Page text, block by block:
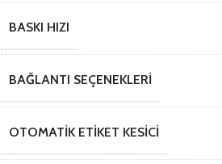
BASKI HIZI
BAĞLANTI SEÇENEKLERI
OTOMATIK ETIKET KESICI